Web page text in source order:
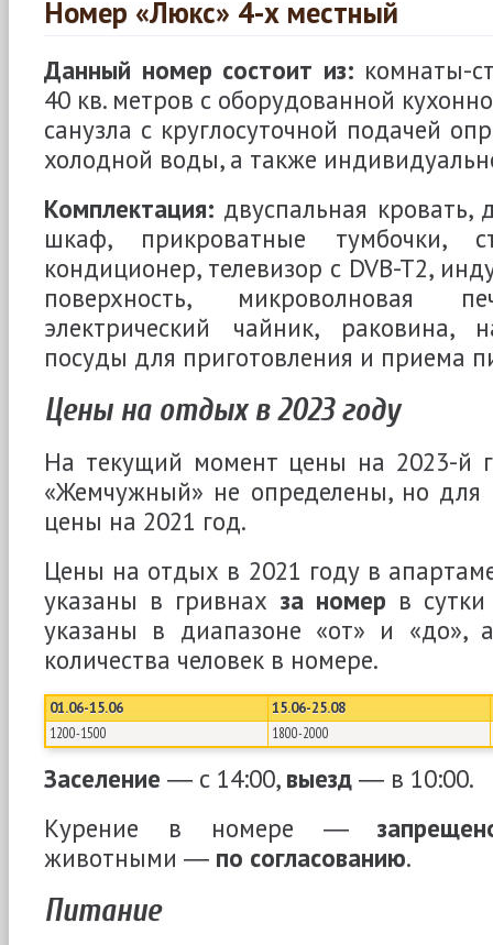
Номер «Люкс» 4-х местный
Данный номер состоит из: комнаты-
40 кв. метров с оборудованной
санузла с круглосуточной подачей
холодной воды, а также
Комплектация: двуспальная кровать,
шкаф, прикроватные тумбочки,
кондиционер, телевизор с DVB-T2,
поверхность, микроволновая
электрический чайник, раковина,
посуды для приготовления и приема
Цены на отдых в 2023 году
На текущий момент цены на 2023-й
«Жемчужный» не определены, но для
цены на 2021 год.
Цены на отдых в 2021 году в
указаны в гривнах за номер в
указаны в диапазоне «от» и «до»,
количества человек в номере.
01.06-15.06
15.06-25.08
1200-1500
1800-2000
Заселение ― с 14:00, выезд ― в 10:00.
Курение в номере ―
животными ― по согласованию.
Питание